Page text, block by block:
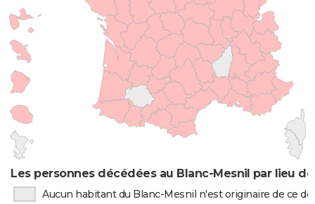
Les personnes décédées au Blanc-Mesnil par lieu
Aucun habitant du Blanc-Mesnil n'est originaire de ce